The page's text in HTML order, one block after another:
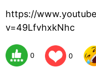
https://
v=49LfvhxkNhc
0 0